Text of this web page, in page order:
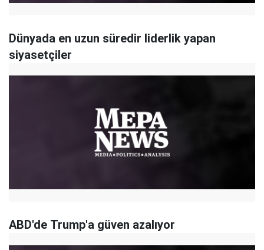
Dünyada en uzun süredir liderlik yapan
siyasetçiler
ABD'de Trump'a güven azalıyor